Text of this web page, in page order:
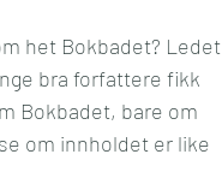
het Bokbadet? Ledet
bra forfattere fikk
Bokbadet, bare om
om innholdet er like